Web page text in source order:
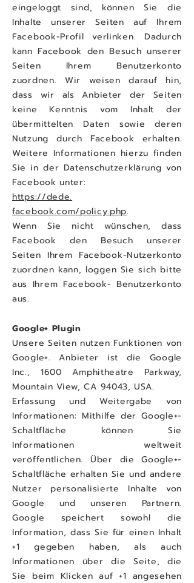
eingeloggt sind, können Sie die
Inhalte unserer Seiten auf Ihrem
Facebook-Profil verlinken. Dadurch
kann Facebook den Besuch unserer
Seiten Ihrem Benutzerkonto
zuordnen. Wir weisen darauf hin,
dass wir als Anbieter der Seiten
keine Kenntnis vom Inhalt der
übermittelten Daten sowie deren
Nutzung durch Facebook erhalten.
Weitere Informationen hierzu finden
Sie in der Datenschutzerklärung von
Facebook unter:
https://dede.
facebook.com/policy.php.
Wenn Sie nicht wünschen, dass
Facebook den Besuch unserer
Seiten Ihrem Facebook-Nutzerkonto
zuordnen kann, loggen Sie sich bitte
aus Ihrem Facebook- Benutzerkonto
aus.
Google+ Plugin
Unsere Seiten nutzen Funktionen von
Google+. Anbieter ist die Google
Inc., 1600 Amphitheatre Parkway,
Mountain View, CA 94043, USA.
Erfassung und Weitergabe von
Informationen: Mithilfe der Google+-
Schaltfläche können Sie
Informationen weltweit
veröffentlichen. Über die Google+-
Schaltfläche erhalten Sie und andere
Nutzer personalisierte Inhalte von
Google und unseren Partnern.
Google speichert sowohl die
Information, dass Sie für einen Inhalt
+1 gegeben haben, als auch
Informationen über die Seite, die
Sie beim Klicken auf +1 angesehen